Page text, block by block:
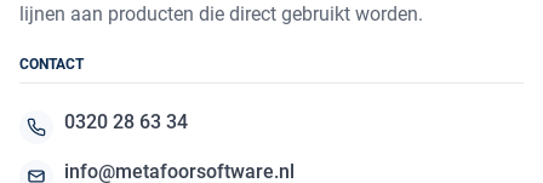
lijnen aan producten die direct gebruikt worden.
CONTACT
0320 28 63 34
info@metafoorsoftware.nl